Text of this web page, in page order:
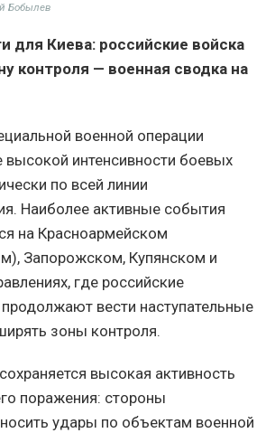
Бобылев
для Киева: российские войска
контроля — военная сводка на
военной операции
интенсивности боевых
по всей линии
Наиболее активные события
на Красноармейском
Запорожском, Купянском и
где российские
вести наступательные
зоны контроля.
высокая активность
поражения: стороны
удары по объектам военной